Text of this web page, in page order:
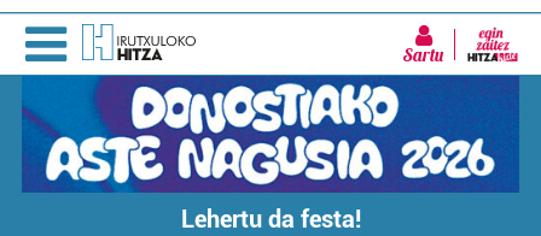
Sartu
Lehertu da festa!